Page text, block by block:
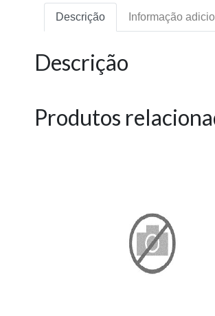
Descrição Informação
Descrição
Produtos